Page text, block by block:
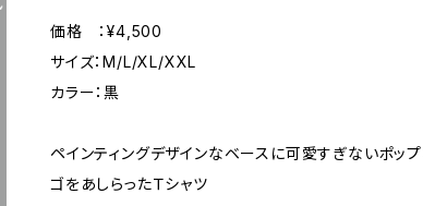
価格 ：¥4,500
サイズ：M/L/XL/XXL
カラー：黒
ペインティングデザインなベースに可愛すぎないポッ
ゴをあしらったＴシャツ